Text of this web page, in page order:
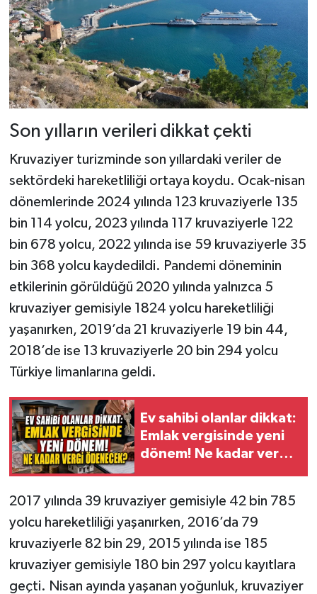
Son yılların verileri dikkat çekti
Kruvaziyer turizminde son yıllardaki veriler de
sektördeki hareketliliği ortaya koydu. Ocak-nisan
dönemlerinde 2024 yılında 123 kruvaziyerle 135
bin 114 yolcu, 2023 yılında 117 kruvaziyerle 122
bin 678 yolcu, 2022 yılında ise 59 kruvaziyerle 35
bin 368 yolcu kaydedildi. Pandemi döneminin
etkilerinin görüldüğü 2020 yılında yalnızca 5
kruvaziyer gemisiyle 1824 yolcu hareketliliği
yaşanırken, 2019’da 21 kruvaziyerle 19 bin 44,
2018’de ise 13 kruvaziyerle 20 bin 294 yolcu
Türkiye limanlarına geldi.
Ev sahibi olanlar dikkat:
Emlak vergisinde yeni
dönem! Ne kadar vergi
2017 yılında 39 kruvaziyer gemisiyle 42 bin 785
yolcu hareketliliği yaşanırken, 2016’da 79
kruvaziyerle 82 bin 29, 2015 yılında ise 185
kruvaziyer gemisiyle 180 bin 297 yolcu kayıtlara
geçti. Nisan ayında yaşanan yoğunluk, kruvaziyer